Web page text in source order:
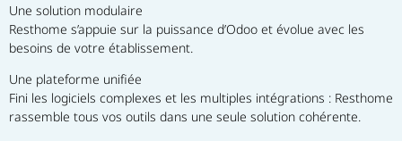
Une solution modulaire
Resthome s’appuie sur la puissance d’Odoo et évolue avec les
besoins de votre établissement.
Une plateforme unifiée
Fini les logiciels complexes et les multiples intégrations : Resthome
rassemble tous vos outils dans une seule solution cohérente.